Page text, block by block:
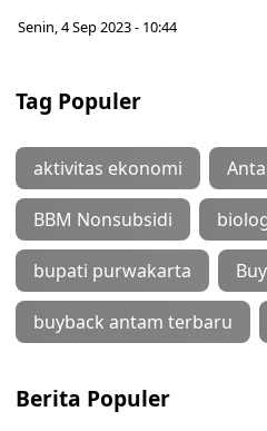
Senin, 4 Sep 2023 - 10:44
Tag Populer
aktivitas ekonomi
BBM Nonsubsidi
bupati purwakarta
buyback antam terbaru
Berita Populer